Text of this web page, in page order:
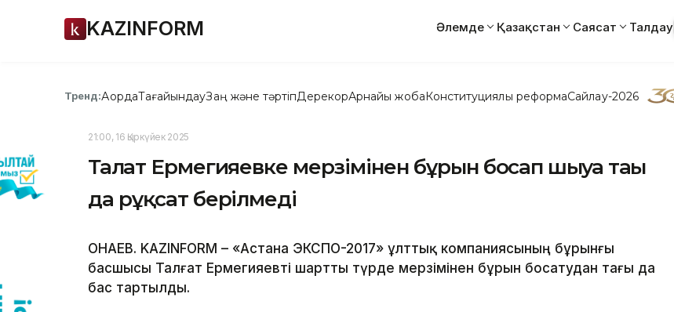
KAZINFORM Әлемде Қазақстан Саясат Талдау
Тренд:АқордаТағайындауЗаң және тәртіпДерекқорАрнайы жобаКонституциялық реформаСайлау-2026
21:00, 16 Қыркүйек 2025
Талғат Ермегияевке мерзімінен бұрын босап шығуға тағы
да рұқсат берілмеді
ҚОНАЕВ. KAZINFORM – «Астана ЭКСПО-2017» ұлттық компаниясының бұрынғы
басшысы Талғат Ермегияевті шартты түрде мерзімінен бұрын босатудан тағы да
бас тартылды.